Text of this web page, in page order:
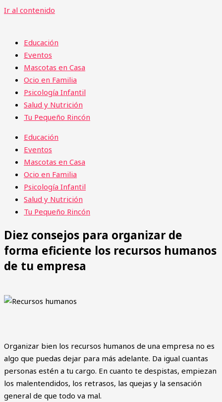
Ir al contenido
Educación
Eventos
Mascotas en Casa
Ocio en Familia
Psicología Infantil
Salud y Nutrición
Tu Pequeño Rincón
Educación
Eventos
Mascotas en Casa
Ocio en Familia
Psicología Infantil
Salud y Nutrición
Tu Pequeño Rincón
Diez consejos para organizar de
forma eficiente los recursos humanos
de tu empresa
Organizar bien los recursos humanos de una empresa no es
algo que puedas dejar para más adelante. Da igual cuantas
personas estén a tu cargo. En cuanto te despistas, empiezan
los malentendidos, los retrasos, las quejas y la sensación
general de que todo va mal.